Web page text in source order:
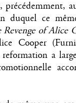
précédemment,
duquel ce
Revenge of Alice
Cooper
a